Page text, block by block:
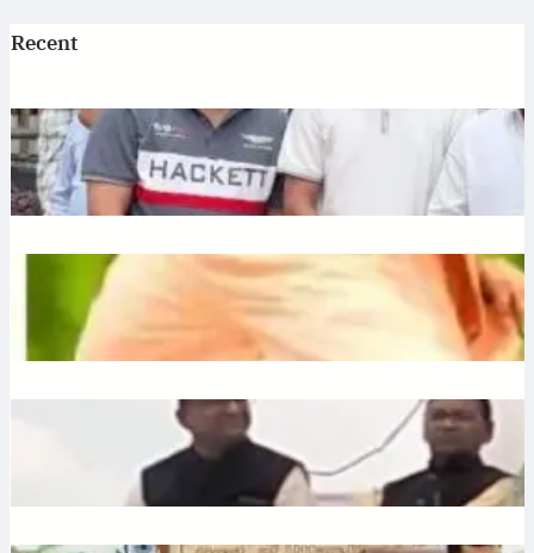
Recent
Jagannath: एटी पैलेस में भगवान जगन्नाथ की स्थापना, डिप्टी सीएम
अरुण साव ने रथ यात्रा को दिखाई हरी झंडी
July 10, 2026.Ronit Sharma
Plantation: यूपी में 12 जुलाई को लगेंगे 35 करोड़ पौधे, CM योगी करेंगे
अभियान की शुरुआत
Ronit Sharma
Liquor: छत्तीसगढ़ में बीजेपी विधायक शकुंतला पोर्ते का शराबबंदी पर बड़ा
बयान, वीडियो वायरल